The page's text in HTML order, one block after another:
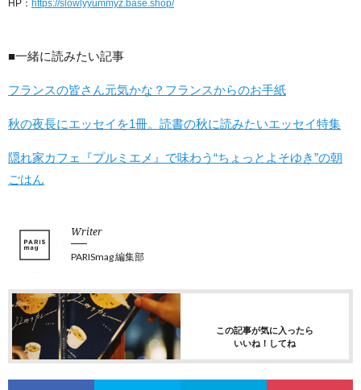
HP： https://slowlyyummyz.base.shop/
■一緒に読みたい記事
フランスの皆さん元気かな？フランスからのお手紙
秋の夜長にエッセイを1冊。読書の秋に読みたいエッセイ特集
隠れ家カフェ『プルミエメ』で味わう“ちょっとよそゆき”の朝
ごはん
Writer
PARISmag 編集部
この記事が気に入ったら
いいね！してね